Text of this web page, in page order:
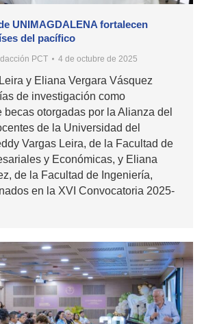
UNIMAGDALENA fortalecen
del pacífico
PCT 4 de octubre de 2025
y Eliana Vergara Vásquez
de investigación como
becas otorgadas por la Alianza del
de la Universidad del
Vargas Leira, de la Facultad de
y Económicas, y Eliana
de la Facultad de Ingeniería,
en la XVI Convocatoria 2025-